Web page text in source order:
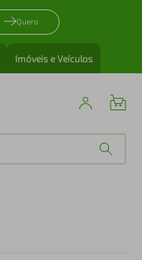
Quero
Imóveis e Veículos